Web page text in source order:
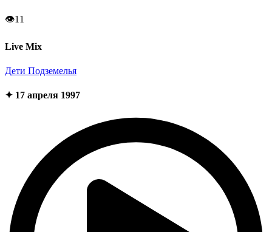
👁11
Live Mix
Дети Подземелья
✦ 17 апреля 1997